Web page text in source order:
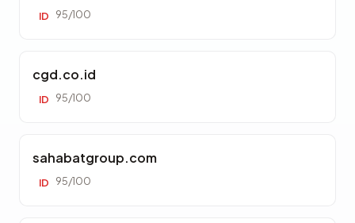
ID 95/100
cgd.co.id
ID 95/100
sahabatgroup.com
ID 95/100